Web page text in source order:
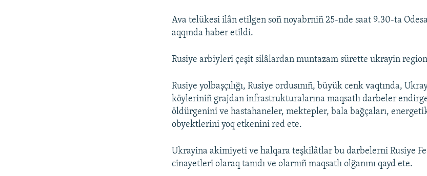
Ava telükesi ilân etilgen soñ noyabrniñ 25-nde saat 9.30-ta
aqqında haber etildi.
Rusiye arbiyleri çeşit silâlardan muntazam sürette ukrayin
Rusiye yolbaşçılığı, Rusiye ordusınıñ, büyük cenk vaqtında,
köyleriniñ grajdan infrastrukturalarına maqsatlı darbeler
öldürgenini ve hastahaneler, mektepler, bala bağçaları,
obyektlerini yoq etkenini red ete.
Ukrayina akimiyeti ve halqara teşkilâtlar bu darbelerni Rusiye
cinayetleri olaraq tanıdı ve olarnıñ maqsatlı olğanını qayd ete.